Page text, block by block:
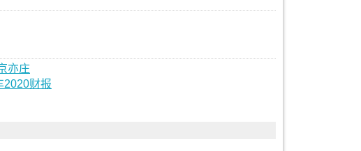
亦庄
2020财报